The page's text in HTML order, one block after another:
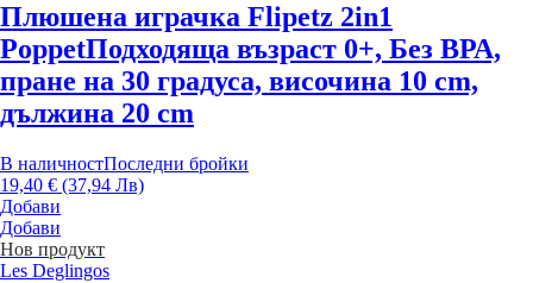
Плюшена играчка Flipetz 2in1
PoppetПодходяща възраст 0+, Без ВРА,
пране на 30 градуса, височина 10 cm,
дължина 20 cm
В наличностПоследни бройки
19,40 € (37,94 Лв)
Добави
Добави
Нов продукт
Les Deglingos